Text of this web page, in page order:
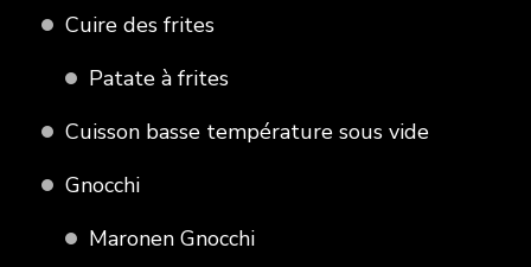
Cuire des frites
Patate à frites
Cuisson basse température sous vide
Gnocchi
Maronen Gnocchi